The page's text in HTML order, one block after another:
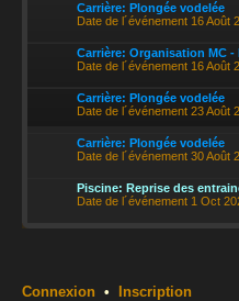
Carrière: Plongée vodelée
Date de l´événement 16 Août
Carrière: Organisation MC -
Date de l´événement 16 Août
Carrière: Plongée vodelée
Date de l´événement 23 Août
Carrière: Plongée vodelée
Date de l´événement 30 Août
Piscine: Reprise des
Date de l´événement 1 Oct
Connexion • Inscription